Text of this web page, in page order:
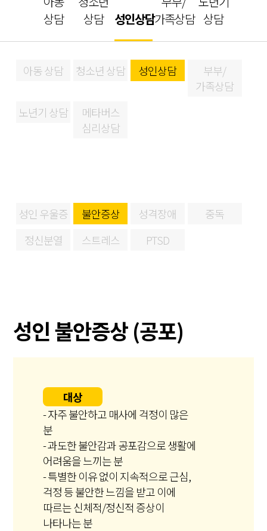
상담
상담
성인상담가족상담 상담
아동 상담 청소년 상담 성인상담
부부/
가족상담
노년기 상담
메타버스
심리상담
성인 우울증 불안증상 성격장애
중독
정신분열
스트레스 PTSD
성인 불안증상 (공포)
대상
- 자주 불안하고 매사에 걱정이 많은
분
- 과도한 불안감과 공포감으로 생활에
어려움을 느끼는 분
- 특별한 이유 없이 지속적으로 근심,
걱정 등 불안한 느낌을 받고 이에
따르는 신체적/정신적 증상이
나타나는 분